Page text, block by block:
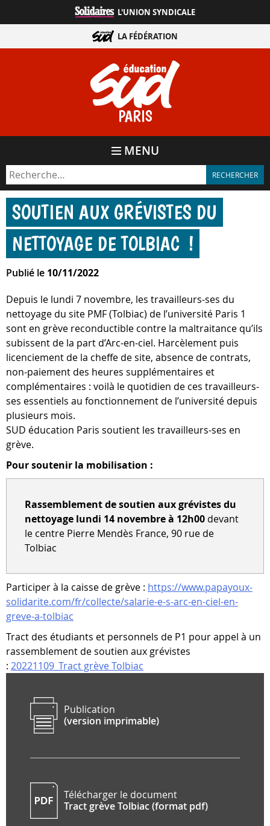
directement
contenu
PARIS
L'UNION SYNDICALE
LA FÉDÉRATION
MENU
SOUTIEN AUX GRÉVISTES DU
NETTOYAGE DE TOLBIAC !
Publié le 10/11/2022
Depuis le lundi 7 novembre, les travailleurs-ses du
nettoyage du site PMF (Tolbiac) de l’université Paris 1
sont en grève reconductible contre la maltraitance qu’ils
subissent de la part d’Arc-en-ciel. Harcèlement puis
licenciement de la cheffe de site, absence de contrats,
non-paiement des heures supplémentaires et
complémentaires : voilà le quotidien de ces travailleurs-
ses essentiels au fonctionnement de l’université depuis
plusieurs mois.
SUD éducation Paris soutient les travailleurs-ses en
grève.
Pour soutenir la mobilisation :
Rassemblement de soutien aux grévistes du
nettoyage lundi 14 novembre à 12h00 devant
le centre Pierre Mendès France, 90 rue de
Tolbiac
Participer à la caisse de grève : https://www.papayoux-
solidarite.com/fr/collecte/salarie-e-s-arc-en-ciel-en-
greve-a-tolbiac
Tract des étudiants et personnels de P1 pour appel à un
rassemblement de soutien aux grévistes
: 20221109_Tract grève Tolbiac
Publication
(version imprimable)
Télécharger le document
Tract grève Tolbiac (format pdf)